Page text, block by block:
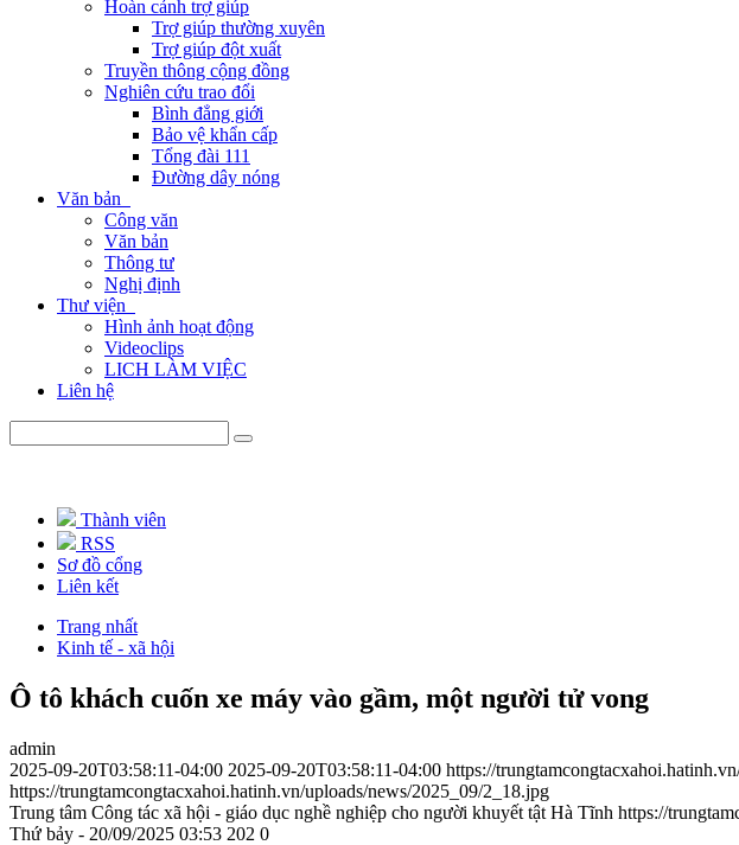
Hoàn cảnh trợ giúp
Trợ giúp thường xuyên
Trợ giúp đột xuất
Truyền thông cộng đồng
Nghiên cứu trao đổi
Bình đẳng giới
Bảo vệ khẩn cấp
Tổng đài 111
Đường dây nóng
Văn bản
Công văn
Văn bản
Thông tư
Nghị định
Thư viện
Hình ảnh hoạt động
Videoclips
LICH LÀM VIỆC
Liên hệ
Thành viên
RSS
Sơ đồ cổng
Liên kết
Trang nhất
Kinh tế - xã hội
Ô tô khách cuốn xe máy vào gầm, một người tử vong
admin
2025-09-20T03:58:11-04:00 2025-09-20T03:58:11-04:00 https://
https://trungtamcongtacxahoi.hatinh.vn/uploads/news/2025_09/2_18.jpg
Trung tâm Công tác xã hội - giáo dục nghề nghiệp cho người khuyết tật Hà Tĩnh https://
Thứ bảy - 20/09/2025 03:53 202 0